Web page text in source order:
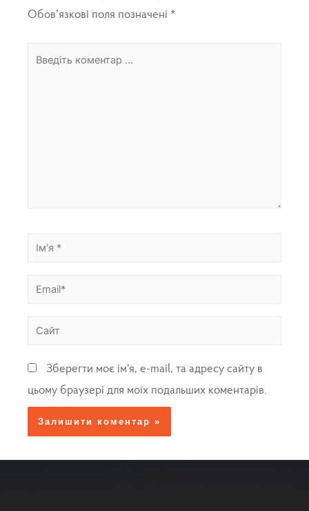
Обов’язкові поля позначені *
Зберегти моє ім'я, e-mail, та адресу сайту в
цьому браузері для моїх подальших коментарів.